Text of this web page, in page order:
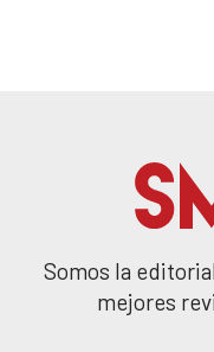
Somos la
mejores